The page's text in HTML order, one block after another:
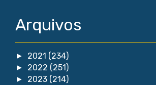
Arquivos
► 2021 (234)
► 2022 (251)
► 2023 (214)